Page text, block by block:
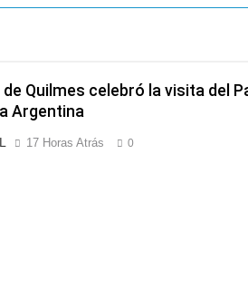
Quilmes celebró la visita del
Argentina
17 Horas Atrás 0